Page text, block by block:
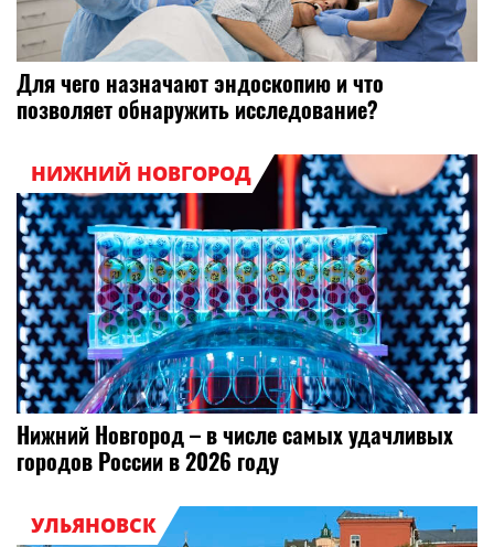
Для чего назначают эндоскопию и что
позволяет обнаружить исследование?
НИЖНИЙ НОВГОРОД
Нижний Новгород – в числе самых удачливых
городов России в 2026 году
УЛЬЯНОВСК